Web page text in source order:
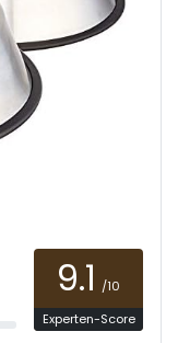
9.1 /10
Experten-Score